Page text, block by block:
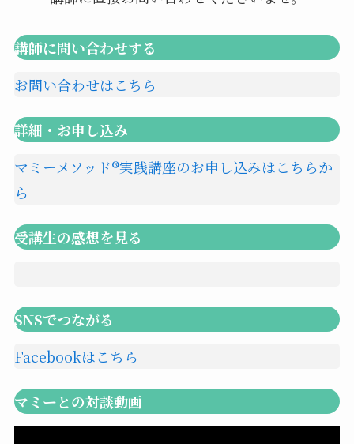
講師に問い合わせする
お問い合わせはこちら
詳細・お申し込み
マミーメソッド®︎実践講座のお申し込みはこちらか
ら
受講生の感想を見る
SNSでつながる
Facebookはこちら
マミーとの対談動画